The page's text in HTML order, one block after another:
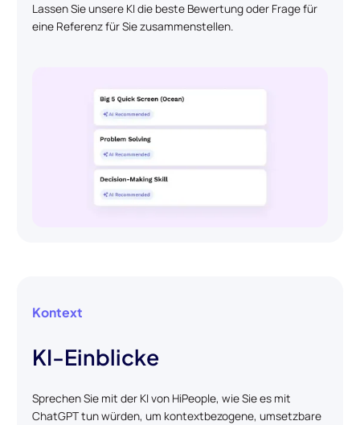
Lassen Sie unsere KI die beste Bewertung oder Frage für
eine Referenz für Sie zusammenstellen.
Kontext
KI-Einblicke
Sprechen Sie mit der KI von HiPeople, wie Sie es mit
ChatGPT tun würden, um kontextbezogene, umsetzbare